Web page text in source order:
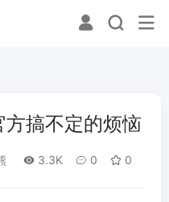
搞不定的烦恼
3.3K 0 0